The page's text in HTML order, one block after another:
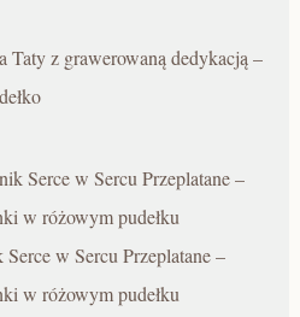
Taty z grawerowaną dedykacją –
Serce w Sercu Przeplatane –
w różowym pudełku